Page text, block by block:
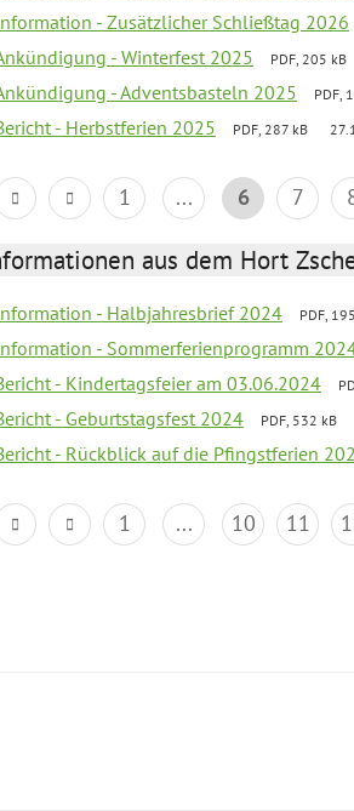
- Zusätzlicher Schließtag 2026
- Winterfest 2025 PDF, 205 kB
- Adventsbasteln 2025 PDF,
- Herbstferien 2025 PDF, 287 kB
1 ... 6 7
aus dem Hort
- Halbjahresbrief 2024 PDF,
- Sommerferienprogramm
- Kindertagsfeier am 03.06.2024
- Geburtstagsfest 2024 PDF, 532 kB
- Rückblick auf die Pfingstferien
1 ... 10 11